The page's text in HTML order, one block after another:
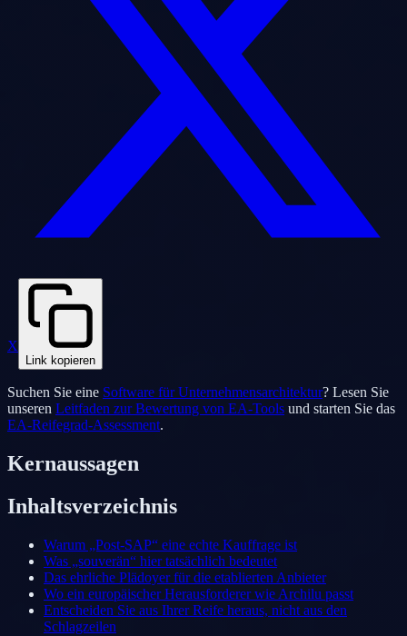
X
Link kopieren
Suchen Sie eine Software für Unternehmensarchitektur? Lesen Sie
unseren Leitfaden zur Bewertung von EA-Tools und starten Sie das
EA-Reifegrad-Assessment.
Kernaussagen
Inhaltsverzeichnis
Warum „Post-SAP“ eine echte Kauffrage ist
Was „souverän“ hier tatsächlich bedeutet
Das ehrliche Plädoyer für die etablierten Anbieter
Wo ein europäischer Herausforderer wie Archilu passt
Entscheiden Sie aus Ihrer Reife heraus, nicht aus den
Schlagzeilen